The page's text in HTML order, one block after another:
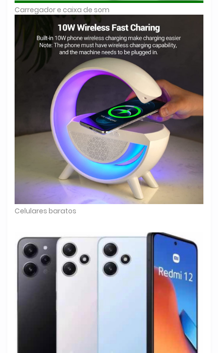
Carregador e caixa de som
Celulares baratos